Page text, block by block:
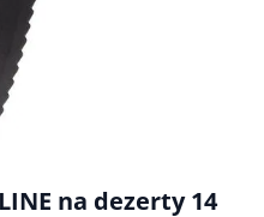
na dezerty 14